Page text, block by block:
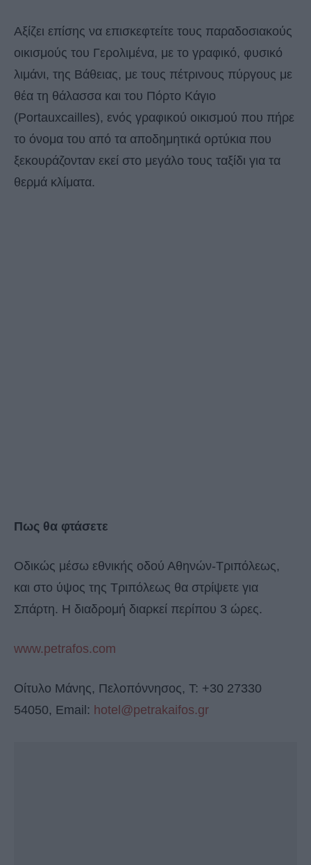
Αξίζει επίσης να επισκεφτείτε τους παραδοσιακούς
οικισμούς του Γερολιμένα, με το γραφικό, φυσικό
λιμάνι, της Βάθειας, με τους πέτρινους πύργους με
θέα τη θάλασσα και του Πόρτο Κάγιο
(Portauxcailles), ενός γραφικού οικισμού που πήρε
το όνομα του από τα αποδημητικά ορτύκια που
ξεκουράζονταν εκεί στο μεγάλο τους ταξίδι για τα
θερμά κλίματα.
Πως θα φτάσετε
Οδικώς μέσω εθνικής οδού Αθηνών-Τριπόλεως,
και στο ύψος της Τριπόλεως θα στρίψετε για
Σπάρτη. Η διαδρομή διαρκεί περίπου 3 ώρες.
www.petrafos.com
Οίτυλο Μάνης, Πελοπόννησος, Τ: +30 27330
54050, Εmail: hotel@petrakaifos.gr